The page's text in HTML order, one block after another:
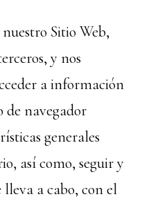
Sitio Web,
y nos
a información
navegador
generales
así como, seguir y
a cabo, con el